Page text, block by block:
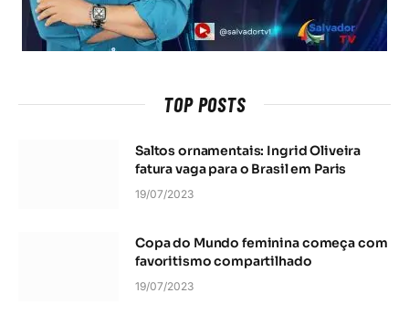
TOP POSTS
Saltos ornamentais: Ingrid Oliveira
fatura vaga para o Brasil em Paris
19/07/2023
Copa do Mundo feminina começa com
favoritismo compartilhado
19/07/2023